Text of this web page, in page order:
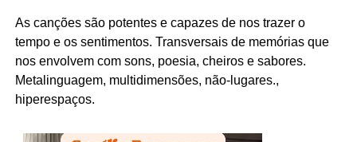
As canções são potentes e capazes de nos trazer o
tempo e os sentimentos. Transversais de memórias que
nos envolvem com sons, poesia, cheiros e sabores.
Metalinguagem, multidimensões, não-lugares.,
hiperespaços.